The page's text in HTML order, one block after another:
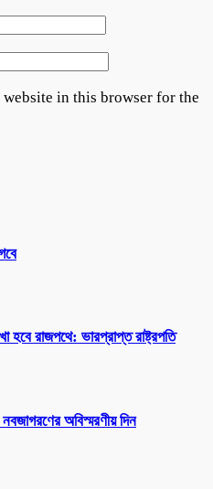
website in this browser for the
রাজপথে: ভারপ্রাপ্ত রাষ্ট্রপতি
অবিস্মরণীয় দিন